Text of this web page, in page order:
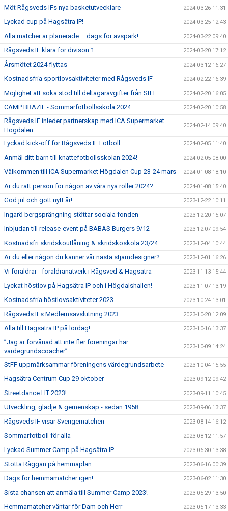
Möt Rågsveds IFs nya basketutvecklare 2024-03-26 11:31
Lyckad cup på Hagsätra IP! 2024-03-25 12:43
Alla matcher är planerade – dags för avspark! 2024-03-22 09:40
Rågsveds IF klara för divison 1 2024-03-20 17:12
Årsmötet 2024 flyttas 2024-03-12 16:27
Kostnadsfria sportlovsaktiviteter med Rågsveds IF 2024-02-22 16:39
Möjlighet att söka stöd till deltagaravgifter från StFF 2024-02-20 16:05
CAMP BRAZIL - Sommarfotbollsskola 2024 2024-02-20 10:58
Rågsveds IF inleder partnerskap med ICA Supermarket
Högdalen
2024-02-14 09:40
Lyckad kick-off för Rågsveds IF Fotboll 2024-02-05 11:40
Anmäl ditt barn till knattefotbollsskolan 2024! 2024-02-05 08:00
Välkommen till ICA Supermarket Högdalen Cup 23-24 mars 2024-01-08 18:10
Är du rätt person för någon av våra nya roller 2024? 2024-01-08 15:40
God jul och gott nytt år! 2023-12-22 10:11
Ingarö bergsprängning stöttar sociala fonden 2023-12-20 15:07
Inbjudan till release-event på BABAS Burgers 9/12 2023-12-07 09:54
Kostnadsfri skridskoutlåning & skridskoskola 23/24 2023-12-04 10:44
Är du eller någon du känner vår nästa stjärndesigner? 2023-12-01 16:26
Vi föräldrar - föräldranätverk i Rågsved & Hagsätra 2023-11-13 15:44
Lyckat höstlov på Hagsätra IP och i Högdalshallen! 2023-11-07 13:19
Kostnadsfria höstlovsaktiviteter 2023 2023-10-24 13:01
Rågsveds IFs Medlemsavslutning 2023 2023-10-20 12:09
Alla till Hagsätra IP på lördag! 2023-10-16 13:37
”Jag är förvånad att inte fler föreningar har
värdegrundscoacher”
2023-10-09 14:24
StFF uppmärksammar föreningens värdegrundsarbete 2023-10-04 15:55
Hagsätra Centrum Cup 29 oktober 2023-09-12 09:42
Streetdance HT 2023! 2023-09-11 10:45
Utveckling, glädje & gemenskap - sedan 1958 2023-09-06 13:37
Rågsveds IF visar Sverigematchen 2023-08-14 16:12
Sommarfotboll för alla 2023-08-12 11:57
Lyckad Summer Camp på Hagsätra IP 2023-06-30 13:38
Stötta Råggan på hemmaplan 2023-06-16 00:39
Dags för hemmamatcher igen! 2023-06-02 11:30
Sista chansen att anmäla till Summer Camp 2023! 2023-05-29 13:50
Hemmamatcher väntar för Dam och Herr 2023-05-17 13:33